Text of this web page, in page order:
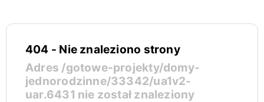
404 - Nie znaleziono strony
Adres /gotowe-projekty/domy-
jednorodzinne/33342/ua1v2-
uar.6431 nie został znaleziony